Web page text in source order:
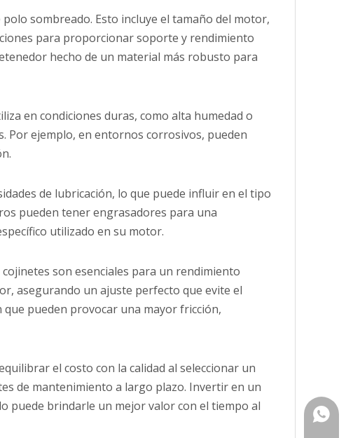
sombreado. Esto incluye el tamaño del motor,
para proporcionar soporte y rendimiento
hecho de un material más robusto para
en condiciones duras, como alta humedad o
Por ejemplo, en entornos corrosivos, pueden
de lubricación, lo que puede influir en el tipo
pueden tener engrasadores para una
utilizado en su motor.
son esenciales para un rendimiento
asegurando un ajuste perfecto que evite el
pueden provocar una mayor fricción,
el costo con la calidad al seleccionar un
de mantenimiento a largo plazo. Invertir en un
puede brindarle un mejor valor con el tiempo al
+ 86-